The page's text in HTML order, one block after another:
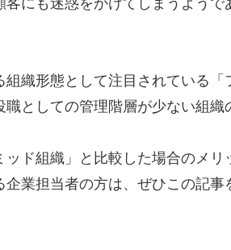
客にも迷惑をかけてしまうよう
織形態として注目されている「
としての管理階層が少ない組織
ド組織」と比較した場合のメリ
業担当者の方は、ぜひこの記事